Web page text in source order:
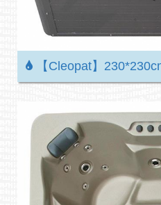
【Cleopat】